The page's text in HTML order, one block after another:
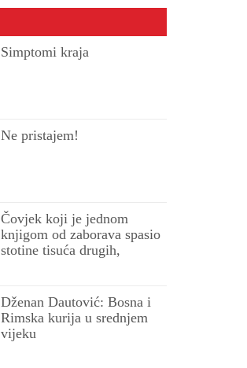
Simptomi kraja
Ne pristajem!
Čovjek koji je jednom
knjigom od zaborava spasio
stotine tisuća drugih,
Dženan Dautović: Bosna i
Rimska kurija u srednjem
vijeku